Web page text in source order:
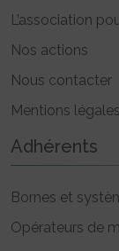
L’association
Nos actions
Nous contacter
Mentions légales
Adhérents
Bornes et
Opérateurs de